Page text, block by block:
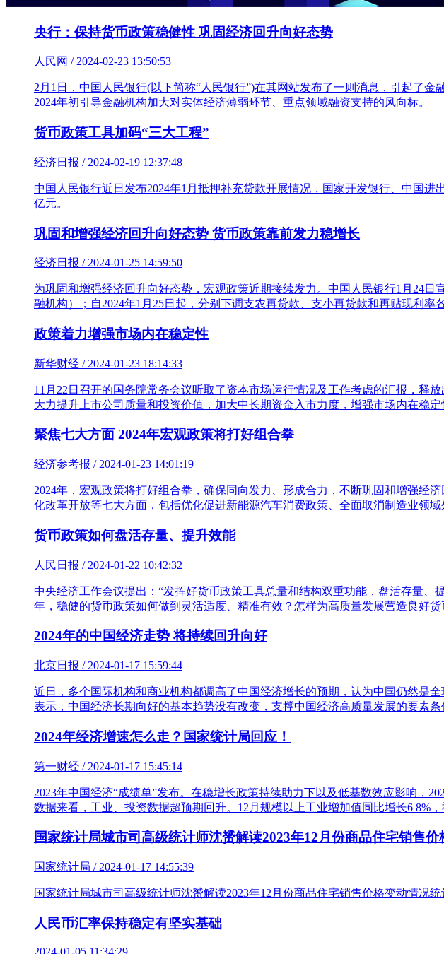
央行：保持货币政策稳健性 巩固经济回升向好态势
人民网 / 2024-02-23 13:50:53
2月1日，中国人民银行(以下简称“人民银行”)在其网站发布了一则消息，引起了
2024年初引导金融机构加大对实体经济薄弱环节、重点领域融资支持的风向标。
货币政策工具加码“三大工程”
经济日报 / 2024-02-19 12:37:48
中国人民银行近日发布2024年1月抵押补充贷款开展情况，国家开发银行、中国
亿元。
巩固和增强经济回升向好态势 货币政策靠前发力稳增长
经济日报 / 2024-01-25 14:59:50
为巩固和增强经济回升向好态势，宏观政策近期接续发力。中国人民银行1月24
融机构）；自2024年1月25日起，分别下调支农再贷款、支小再贷款和再贴现利率
政策着力增强市场内在稳定性
新华财经 / 2024-01-23 18:14:33
11月22日召开的国务院常务会议听取了资本市场运行情况及工作考虑的汇报，释
大力提升上市公司质量和投资价值，加大中长期资金入市力度，增强市场内在稳定
聚焦七大方面 2024年宏观政策将打好组合拳
经济参考报 / 2024-01-23 14:01:19
2024年，宏观政策将打好组合拳，确保同向发力、形成合力，不断巩固和增强经
化改革开放等七大方面，包括优化促进新能源汽车消费政策、全面取消制造业领域
货币政策如何盘活存量、提升效能
人民日报 / 2024-01-22 10:42:32
中央经济工作会议提出：“发挥好货币政策工具总量和结构双重功能，盘活存量
年，稳健的货币政策如何做到灵活适度、精准有效？怎样为高质量发展营造良好货
2024年的中国经济走势 将持续回升向好
北京日报 / 2024-01-17 15:59:44
近日，多个国际机构和商业机构都调高了中国经济增长的预期，认为中国仍然是
表示，中国经济长期向好的基本趋势没有改变，支撑中国经济高质量发展的要素
2024年经济增速怎么走？国家统计局回应！
第一财经 / 2024-01-17 15:45:14
2023年中国经济“成绩单”发布。在稳增长政策持续助力下以及低基数效应影响，
数据来看，工业、投资数据超预期回升。12月规模以上工业增加值同比增长6 8%，
国家统计局城市司高级统计师沈赟解读2023年12月份商品住宅销售
国家统计局 / 2024-01-17 14:55:39
国家统计局城市司高级统计师沈赟解读2023年12月份商品住宅销售价格变动情况
人民币汇率保持稳定有坚实基础